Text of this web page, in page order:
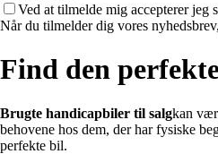
Ved at tilmelde mig accepterer jeg
Når du tilmelder dig vores
Find den
Brugte handicapbiler til salgkan
behovene hos dem, der har fysiske
perfekte bil.